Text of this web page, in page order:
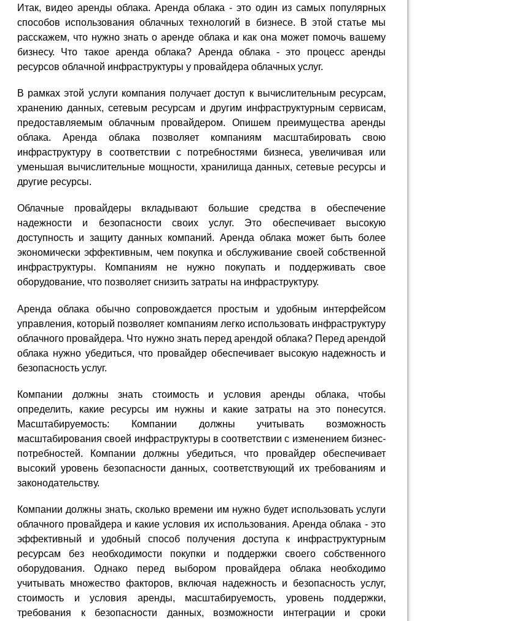
Итак, видео аренды облака. Аренда облака - это один из самых популярных
способов использования облачных технологий в бизнесе. В этой статье мы
расскажем, что нужно знать о аренде облака и как она может помочь вашему
бизнесу. Что такое аренда облака? Аренда облака - это процесс аренды
ресурсов облачной инфраструктуры у провайдера облачных услуг.
В рамках этой услуги компания получает доступ к вычислительным ресурсам,
хранению данных, сетевым ресурсам и другим инфраструктурным сервисам,
предоставляемым облачным провайдером. Опишем преимущества аренды
облака. Аренда облака позволяет компаниям масштабировать свою
инфраструктуру в соответствии с потребностями бизнеса, увеличивая или
уменьшая вычислительные мощности, хранилища данных, сетевые ресурсы и
другие ресурсы.
Облачные провайдеры вкладывают большие средства в обеспечение
надежности и безопасности своих услуг. Это обеспечивает высокую
доступность и защиту данных компаний. Аренда облака может быть более
экономически эффективным, чем покупка и обслуживание своей собственной
инфраструктуры. Компаниям не нужно покупать и поддерживать свое
оборудование, что позволяет снизить затраты на инфраструктуру.
Аренда облака обычно сопровождается простым и удобным интерфейсом
управления, который позволяет компаниям легко использовать инфраструктуру
облачного провайдера. Что нужно знать перед арендой облака? Перед арендой
облака нужно убедиться, что провайдер обеспечивает высокую надежность и
безопасность услуг.
Компании должны знать стоимость и условия аренды облака, чтобы
определить, какие ресурсы им нужны и какие затраты на это понесутся.
Масштабируемость: Компании должны учитывать возможность
масштабирования своей инфраструктуры в соответствии с изменением бизнес-
потребностей. Компании должны убедиться, что провайдер обеспечивает
высокий уровень безопасности данных, соответствующий их требованиям и
законодательству.
Компании должны знать, сколько времени им нужно будет использовать услуги
облачного провайдера и какие условия их использования. Аренда облака - это
эффективный и удобный способ получения доступа к инфраструктурным
ресурсам без необходимости покупки и поддержки своего собственного
оборудования. Однако перед выбором провайдера облака необходимо
учитывать множество факторов, включая надежность и безопасность услуг,
стоимость и условия аренды, масштабируемость, уровень поддержки,
требования к безопасности данных, возможности интеграции и сроки